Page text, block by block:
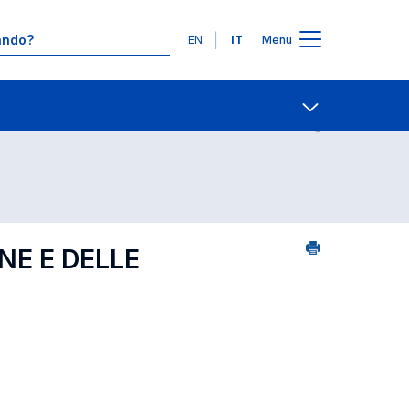
Lingue
EN IT Menu
Contatti
E DELLE